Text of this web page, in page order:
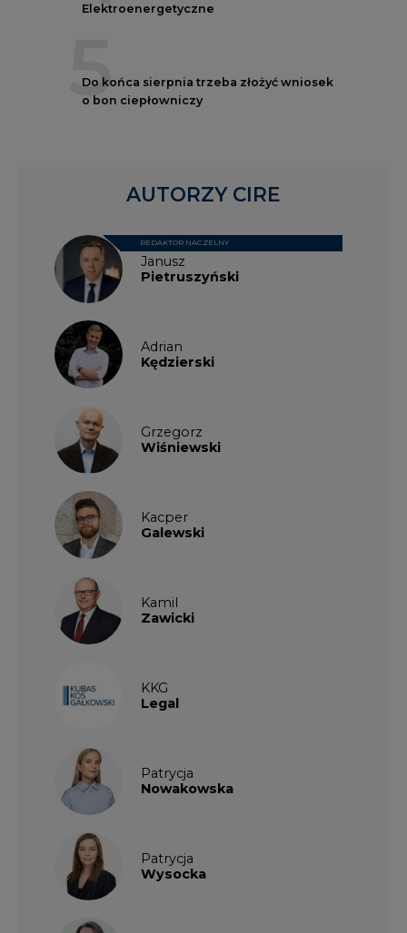
Elektroenergetyczne
5
Do końca sierpnia trzeba złożyć wniosek
o bon ciepłowniczy
Janusz
Pietruszyński
REDAKTOR NACZELNY
Adrian
Kędzierski
Grzegorz
Wiśniewski
Kacper
Galewski
Kamil
Zawicki
KKG
Legal
Patrycja
Nowakowska
Patrycja
Wysocka
AUTORZY CIRE